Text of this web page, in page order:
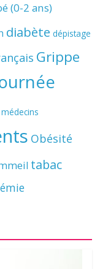
(0-2 ans)
diabète dépistage
Grippe
médecins
Obésité
tabac